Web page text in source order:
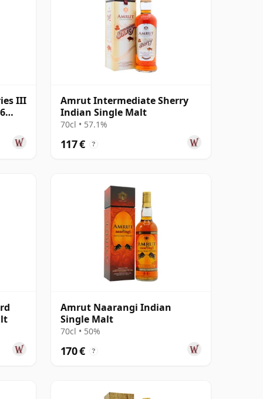
III
Amrut Intermediate Sherry
Indian Single Malt
70cl • 57.1%
117 € ?
Amrut Naarangi Indian
Single Malt
70cl • 50%
170 € ?